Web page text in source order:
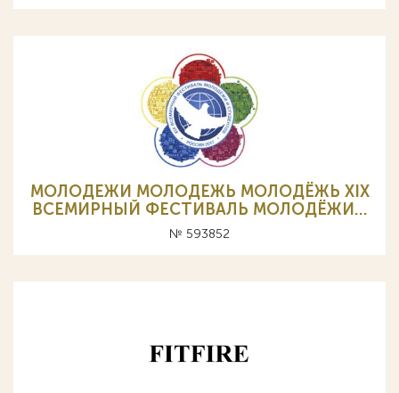
МОЛОДЕЖИ МОЛОДЕЖЬ МОЛОДЁЖЬ XIX
ВСЕМИРНЫЙ ФЕСТИВАЛЬ МОЛОДЁЖИ…
№ 593852